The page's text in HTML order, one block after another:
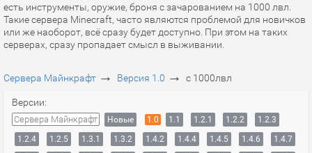
есть инструменты, оружие, броня с зачарованием на 1000 лвл.
Такие сервера Minecraft, часто являются проблемой для новичков
или же наоборот, всё сразу будет доступно. При этом на таких
серверах, сразу пропадает смысл в выживании.
Сервера Майнкрафт → Версия 1.0 → с 1000лвл
Версии:
Сервера Майнкрафт Новые 1.0 1.1 1.2.1 1.2.2
1.2.3
1.2.4
1.2.5 1.3.1 1.3.2 1.4.2 1.4.4 1.4.5 1.4.6
1.4.7